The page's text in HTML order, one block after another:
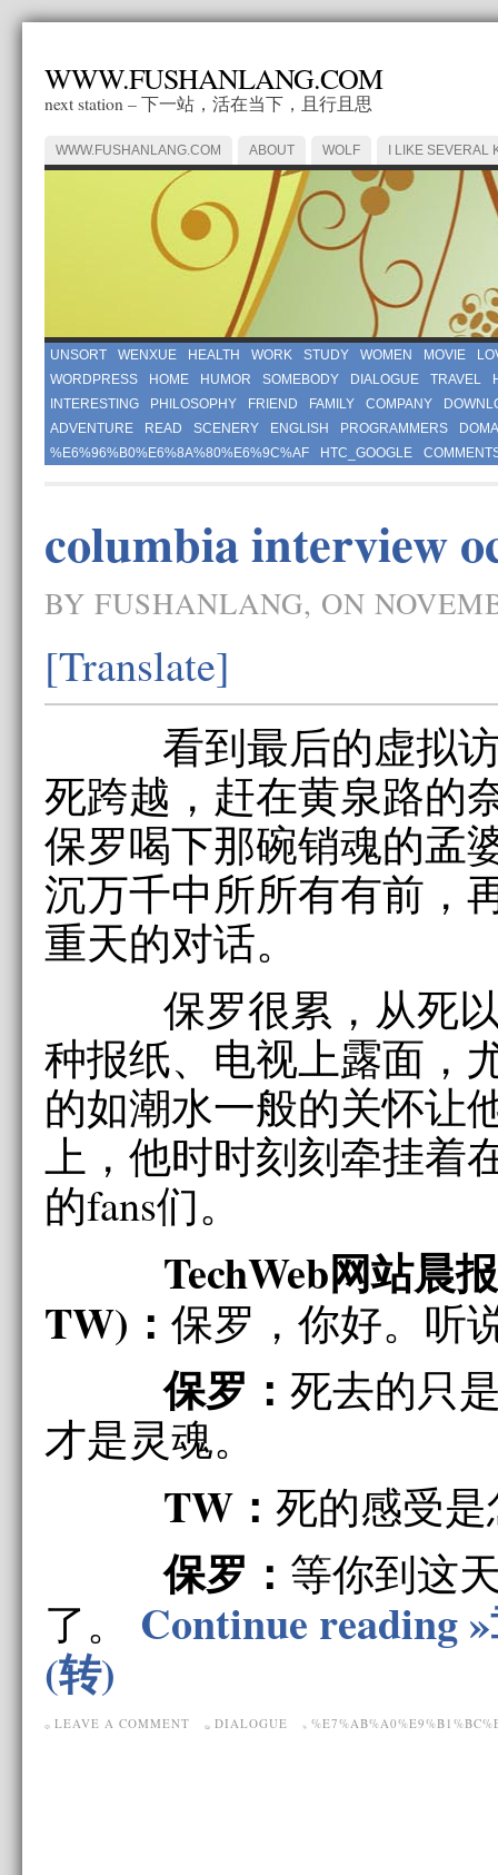
WWW.FUSHANLANG.COM
next station – 下一站，活在当下，且行且思
WWW.FUSHANLANG.COM ABOUT WOLF I LIKE SEVERAL
UNSORT WENXUE HEALTH WORK STUDY WOMEN MOVIE
WORDPRESS
HOME HUMOR SOMEBODY DIALOGUE TRAVEL
INTERESTING
PHILOSOPHY FRIEND FAMILY COMPANY
ADVENTURE
READ SCENERY ENGLISH PROGRAMMERS
%E6%96%B0%E6%8A%80%E6%9C%AF
HTC_GOOGLE
columbia interview
BY FUSHANLANG, ON
[Translate]
看到最后的虚拟访
死跨越，赶在黄泉路的
保罗喝下那碗销魂的孟
沉万千中所所有有前，
重天的对话。
保罗很累，从死以
种报纸、电视上露面，
的如潮水一般的关怀让
上，他时时刻刻牵挂着
的fans们。
TechWeb网站晨
TW)： 保罗，你好。听
保罗： 死去的只
才是灵魂。
TW： 死的感受
保罗： 等你到这
了。 Continue reading
(转)
LEAVE A COMMENT DIALOGUE